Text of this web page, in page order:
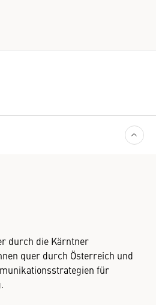
durch die Kärntner
quer durch Österreich und
für